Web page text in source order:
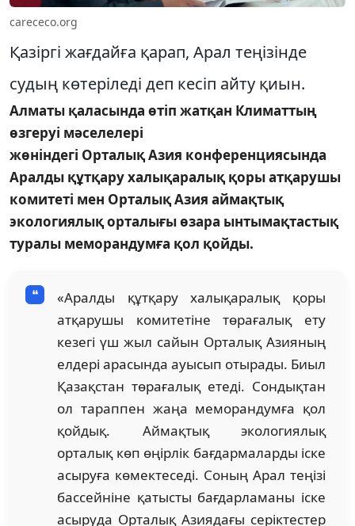
carececo.org
Қазіргі жағдайға қарап, Арал теңізінде
судың көтеріледі деп кесіп айту қиын.
Алматы қаласында өтіп жатқан Климаттың
өзгеруі мәселелері
жөніндегі Орталық Азия конференциясында
Аралды құтқару халықаралық қоры атқарушы
комитеті мен Орталық Азия аймақтық
экологиялық орталығы өзара ынтымақтастық
туралы меморандумға қол қойды.
«Аралды құтқару халықаралық қоры
атқарушы комитетіне төрағалық ету
кезегі үш жыл сайын Орталық Азияның
елдері арасында ауысып отырады. Биыл
Қазақстан төрағалық етеді. Сондықтан
ол тараппен жаңа меморандумға қол
қойдық. Аймақтық экологиялық
орталық көп өңірлік бағдармаларды іске
асыруға көмектеседі. Соның Арал теңізі
бассейніне қатысты бағдарламаны іске
асыруда Орталық Азиядағы серіктестер